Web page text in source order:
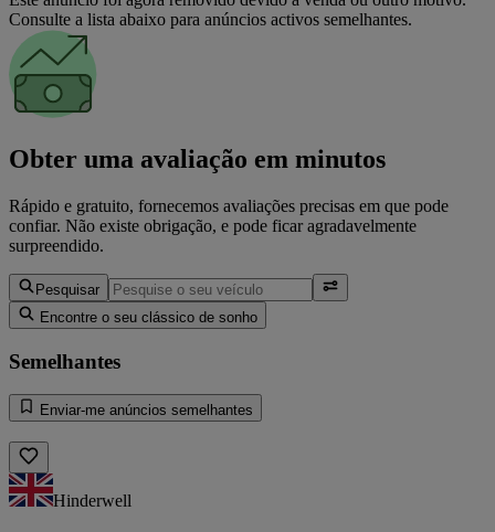
Consulte a lista abaixo para anúncios activos semelhantes.
Obter uma avaliação em minutos
Rápido e gratuito, fornecemos avaliações precisas em que pode
confiar. Não existe obrigação, e pode ficar agradavelmente
surpreendido.
Pesquisar
Encontre o seu clássico de sonho
Semelhantes
Enviar-me anúncios semelhantes
Hinderwell